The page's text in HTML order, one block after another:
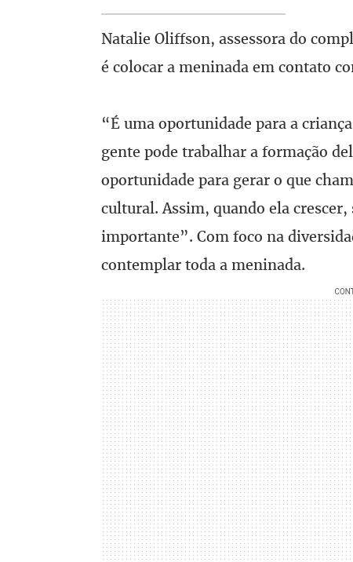
Natalie Oliffson, assessora do
é colocar a meninada em contato
“É uma oportunidade para a
gente pode trabalhar a formação
oportunidade para gerar o que
cultural. Assim, quando ela
importante”. Com foco na
contemplar toda a meninada.